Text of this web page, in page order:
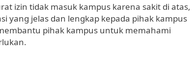
izin tidak masuk kampus karena sakit di atas,
yang jelas dan lengkap kepada pihak kampus
pihak kampus untuk memahami